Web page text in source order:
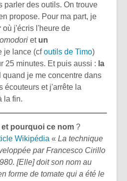
parler des outils. On trouve
propose. Pour ma part, je
où j'écris l'heure de
et un
je lance (cfoutils de Timo)
25 minutes. Et puis aussi : la
quand je me concentre dans
écouteurs et j'arrête la
la fin.
pourquoi ce nom ?
Wikipédia « La technique
par Francesco Cirillo
[Elle] doit son nom au
forme de tomate qui a été le